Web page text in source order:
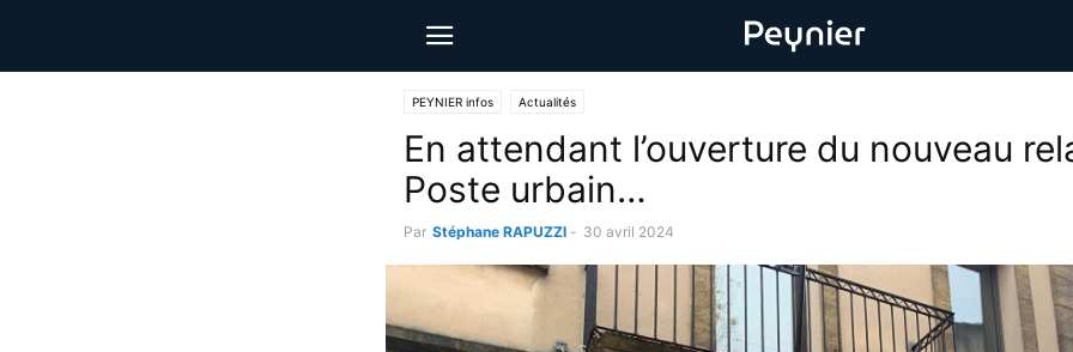
PEYNIER infos Actualités
En attendant l’ouverture du nouveau
Poste urbain…
Par Stéphane RAPUZZI - 30 avril 2024